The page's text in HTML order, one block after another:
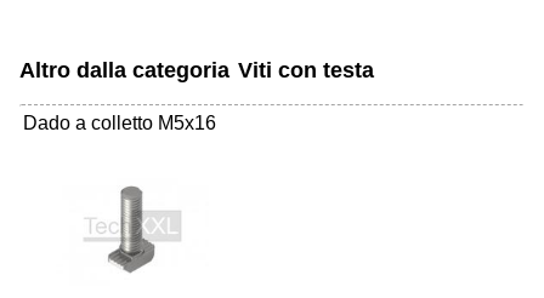
Altro dalla categoria Viti con testa
Dado a colletto M5x16